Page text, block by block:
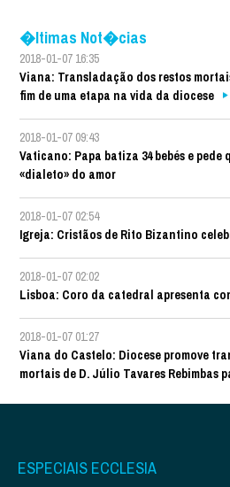
�ltimas Not�cias
2018-01-07 16:35
Viana: Transladação dos restos
fim de uma etapa na vida da diocese
2018-01-07 09:43
Vaticano: Papa batiza 34 bebés e pede
«dialeto» do amor
2018-01-07 02:54
Igreja: Cristãos de Rito Bizantino
2018-01-07 02:02
Lisboa: Coro da catedral apresenta
2018-01-07 01:27
Viana do Castelo: Diocese promove
mortais de D. Júlio Tavares Rebimbas
ESPECIAIS ECCLESIA